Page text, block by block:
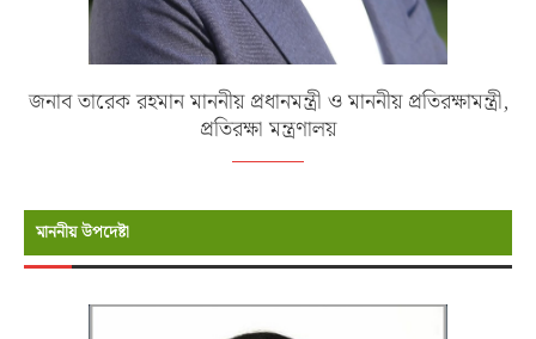
জনাব তারেক রহমান মাননীয় প্রধানমন্ত্রী ও মাননীয় প্রতিরক্ষামন্ত্রী,
প্রতিরক্ষা মন্ত্রণালয়
মাননীয় উপদেষ্টা